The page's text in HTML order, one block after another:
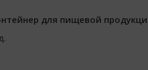
для пищевой